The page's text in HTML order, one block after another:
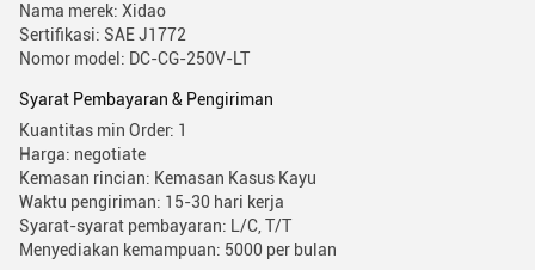
Nama merek: Xidao
Sertifikasi: SAE J1772
Nomor model: DC-CG-250V-LT
Syarat Pembayaran & Pengiriman
Kuantitas min Order: 1
Harga: negotiate
Kemasan rincian: Kemasan Kasus Kayu
Waktu pengiriman: 15-30 hari kerja
Syarat-syarat pembayaran: L/C, T/T
Menyediakan kemampuan: 5000 per bulan